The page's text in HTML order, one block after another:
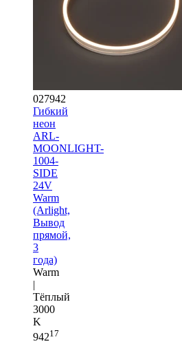
027942
Гибкий
неон
ARL-
MOONLIGHT-
1004-
SIDE
24V
Warm
(Arlight,
Вывод
прямой,
3
года)
Warm
|
Тёплый
3000
K
94217